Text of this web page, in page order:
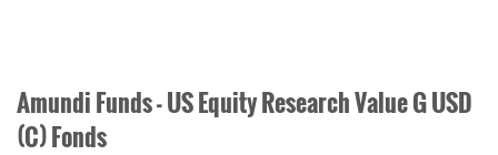
Amundi Funds - US Equity Research Value G USD
(C) Fonds